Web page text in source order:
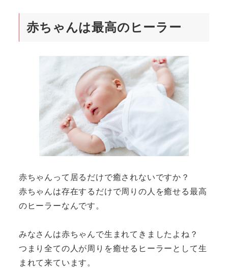
赤ちゃんは最高のヒーラー
赤ちゃんって居るだけで癒されないですか？
赤ちゃんは存在するだけで周りの人を癒せる最高
のヒーラーなんです。
みなさんは赤ちゃんで生まれてきましたよね？
つまり全ての人が周りを癒せるヒーラーとして生
まれて来ています。